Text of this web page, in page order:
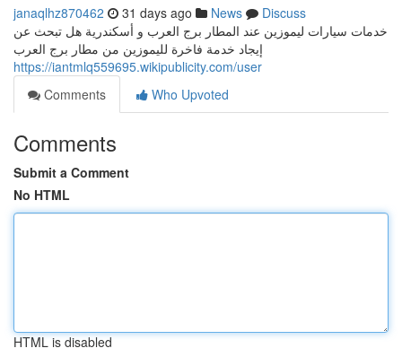
janaqlhz870462 31 days ago News
Discuss
خدمات سيارات ليموزين عند المطار برج العرب و أسكندرية هل تبحث عن
إيجاد خدمة فاخرة لليموزين من مطار برج العرب
https://iantmlq559695.wikipublicity.com/user
Comments
Who Upvoted
Comments
Submit a Comment
No HTML
HTML is disabled